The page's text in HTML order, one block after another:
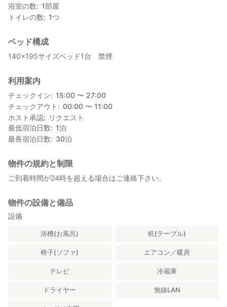
浴室の数
1部屋
トイレの数
1つ
ベッド構成
140×195サイズベッド1台 禁煙
利用案内
チェックイン
15:00 〜 27:00
チェックアウト
00:00 〜 11:00
ホスト承認
リクエスト
最低宿泊日数
1泊
最長宿泊日数
30泊
物件の規約と制限
ご到着時間が24時を超える場合はご連絡下さい。
物件の設備と備品
設備
浴槽(お風呂) 机(テーブル)
椅子(ソファ) エアコン／暖房
テレビ 冷蔵庫
ドライヤー 無線LAN